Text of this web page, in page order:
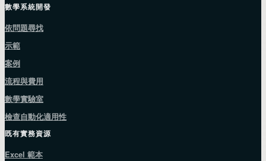
數學系統開發
依問題尋找
示範
案例
流程與費用
數學實驗室
檢查自動化適用性
既有實務資源
Excel 範本